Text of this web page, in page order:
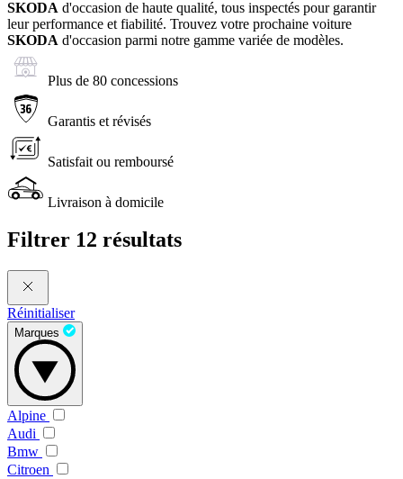
SKODA d'occasion de haute qualité, tous inspectés pour garantir
leur performance et fiabilité. Trouvez votre prochaine voiture
SKODA d'occasion parmi notre gamme variée de modèles.
Plus de 80 concessions
Garantis et révisés
Satisfait ou remboursé
Livraison à domicile
Filtrer 12 résultats
Réinitialiser
Marques
Alpine
Audi
Bmw
Citroen